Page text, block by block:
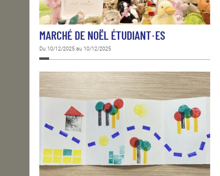
MARCHÉ DE NOËL ÉTUDIANT·ES
Du 10/12/2025 au 10/12/2025